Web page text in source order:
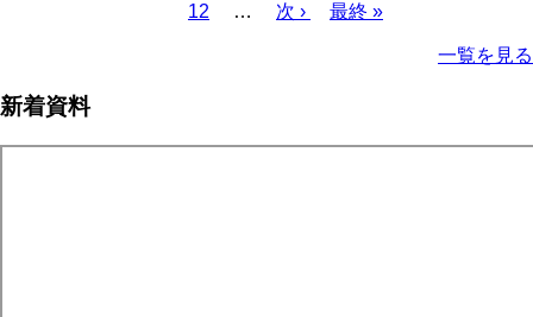
り
ー
ー
ー
ー
レ
12 …
次
次 ›
最
最終 »
一覧を見る
新着資料